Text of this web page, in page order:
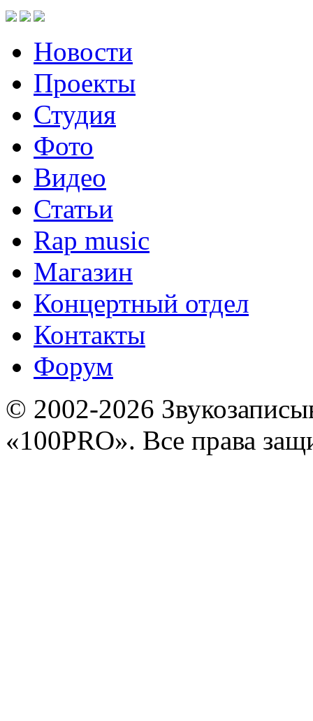
Новости
Проекты
Студия
Фото
Видео
Статьи
Rap music
Магазин
Концертный отдел
Контакты
Форум
© 2002-2026
«100PRO». Все права